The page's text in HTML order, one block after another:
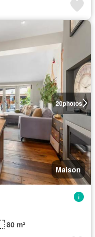
20photos
Maison
80 m²